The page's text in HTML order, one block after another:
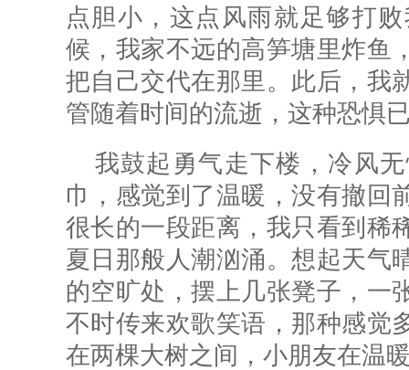
点胆小，这点风雨就足够打
候，我家不远的高笋塘里炸鱼
把自己交代在那里。此后，我
管随着时间的流逝，这种恐惧
我鼓起勇气走下楼，冷风
巾，感觉到了温暖，没有撤回
很长的一段距离，我只看到稀
夏日那般人潮汹涌。想起天气
的空旷处，摆上几张凳子，一
不时传来欢歌笑语，那种感觉
在两棵大树之间，小朋友在温